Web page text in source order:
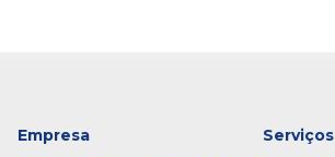
Empresa Serviços